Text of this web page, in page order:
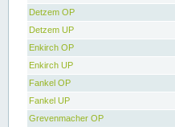
Detzem OP
Detzem UP
Enkirch OP
Enkirch UP
Fankel OP
Fankel UP
Grevenmacher OP